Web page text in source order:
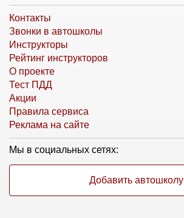
Контакты
Звонки в автошколы
Инструкторы
Рейтинг инструкторов
О проекте
Тест ПДД
Акции
Правила сервиса
Реклама на сайте
Мы в социальных сетях:
Добавить автошколу